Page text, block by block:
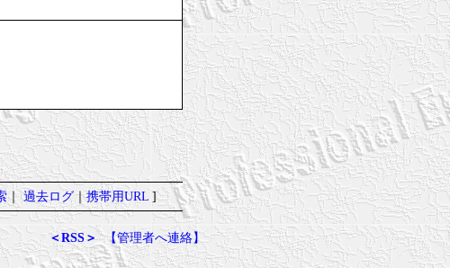
｜過去ログ｜携帯用URL]
＜RSS＞ 【管理者へ連絡】